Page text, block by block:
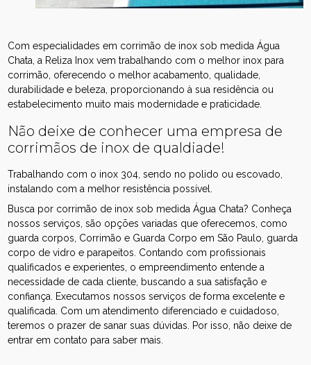
Com especialidades em corrimão de inox sob medida Água
Chata, a Reliza Inox vem trabalhando com o melhor inox para
corrimão, oferecendo o melhor acabamento, qualidade,
durabilidade e beleza, proporcionando à sua residência ou
estabelecimento muito mais modernidade e praticidade.
Não deixe de conhecer uma empresa de
corrimãos de inox de qualdiade!
Trabalhando com o inox 304, sendo no polido ou escovado,
instalando com a melhor resistência possível.
Busca por corrimão de inox sob medida Água Chata? Conheça
nossos serviços, são opções variadas que oferecemos, como
guarda corpos, Corrimão e Guarda Corpo em São Paulo, guarda
corpo de vidro e parapeitos. Contando com profissionais
qualificados e experientes, o empreendimento entende a
necessidade de cada cliente, buscando a sua satisfação e
confiança. Executamos nossos serviços de forma excelente e
qualificada. Com um atendimento diferenciado e cuidadoso,
teremos o prazer de sanar suas dúvidas. Por isso, não deixe de
entrar em contato para saber mais.